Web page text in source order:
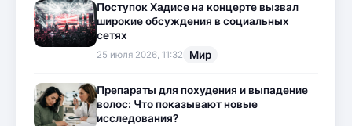
Поступок Хадисе на концерте вызвал
широкие обсуждения в социальных
сетях
25 июля 2026, 11:32 Мир
Препараты для похудения и выпадение
волос: Что показывают новые
исследования?